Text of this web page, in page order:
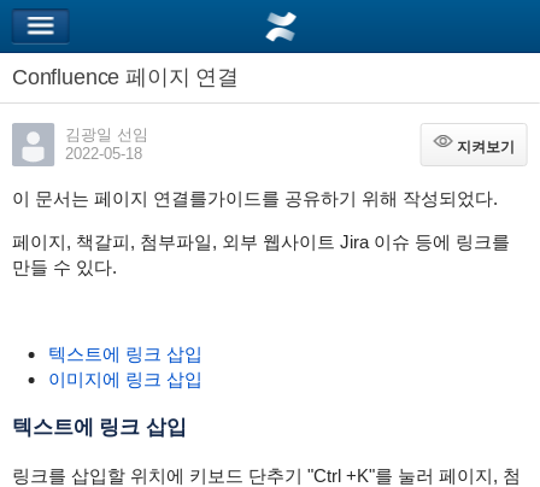
Confluence 페이지 연결
김광일 선임
2022-05-18
지켜보기
지켜보기
이 문서는 페이지 연결를가이드를 공유하기 위해 작성되었다.
페이지, 책갈피, 첨부파일, 외부 웹사이트 Jira 이슈 등에 링크를
만들 수 있다.
텍스트에 링크 삽입
이미지에 링크 삽입
텍스트에 링크 삽입
링크를 삽입할 위치에 키보드 단추기 "Ctrl +K"를 눌러 페이지, 첨